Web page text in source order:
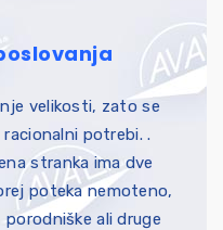
velikosti, zato se
potrebi. .
stranka ima dve
poteka nemoteno,
ali druge